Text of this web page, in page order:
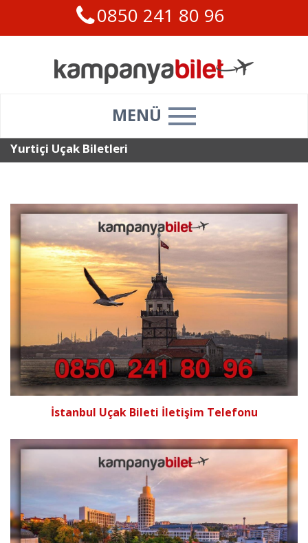
0850 241 80 96
MENÜ
Yurtiçi Uçak Biletleri
Ana sayfa>Yurtiçi Uçak Biletleri
İstanbul Uçak Bileti İletişim Telefonu